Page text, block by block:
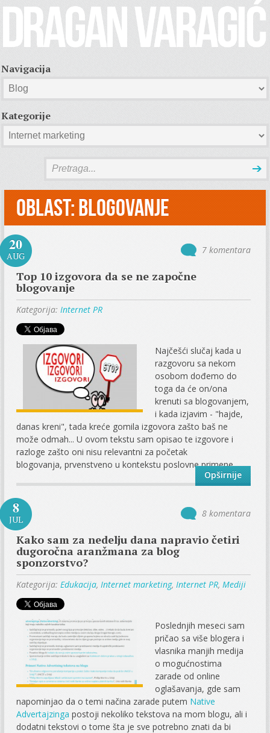
Navigacija
Kategorije
Oblast:Blogovanje
20
AUG
7 komentara
Top 10 izgovora da se ne započne
blogovanje
Kategorija: Internet PR
Najčešći slučaj kada u
razgovoru sa nekom
osobom dođemo do
toga da će on/ona
krenuti sa blogovanjem,
i kada izjavim - "hajde,
danas kreni", tada kreće gomila izgovora zašto baš ne
može odmah... U ovom tekstu sam opisao te izgovore i
razloge zašto oni nisu relevantni za početak
blogovanja, prvenstveno u kontekstu poslovne primene...
Opširnije
8
JUL
8 komentara
Kako sam za nedelju dana napravio četiri
dugoročna aranžmana za blog
sponzorstvo?
Kategorija: Edukacija, Internet marketing, Internet PR,Mediji
Poslednjih meseci sam
pričao sa više blogera i
vlasnika manjih medija
o mogućnostima
zarade od online
oglašavanja, gde sam
napominjao da o temi načina zarade putem Native
Advertajzinga postoji nekoliko tekstova na mom blogu, ali i
dodatni tekstovi o tome šta je sve potrebno znati da bi